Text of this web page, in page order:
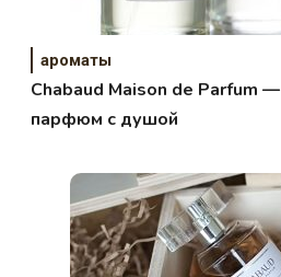
ароматы
Chabaud Maison de Parfum —
парфюм с душой